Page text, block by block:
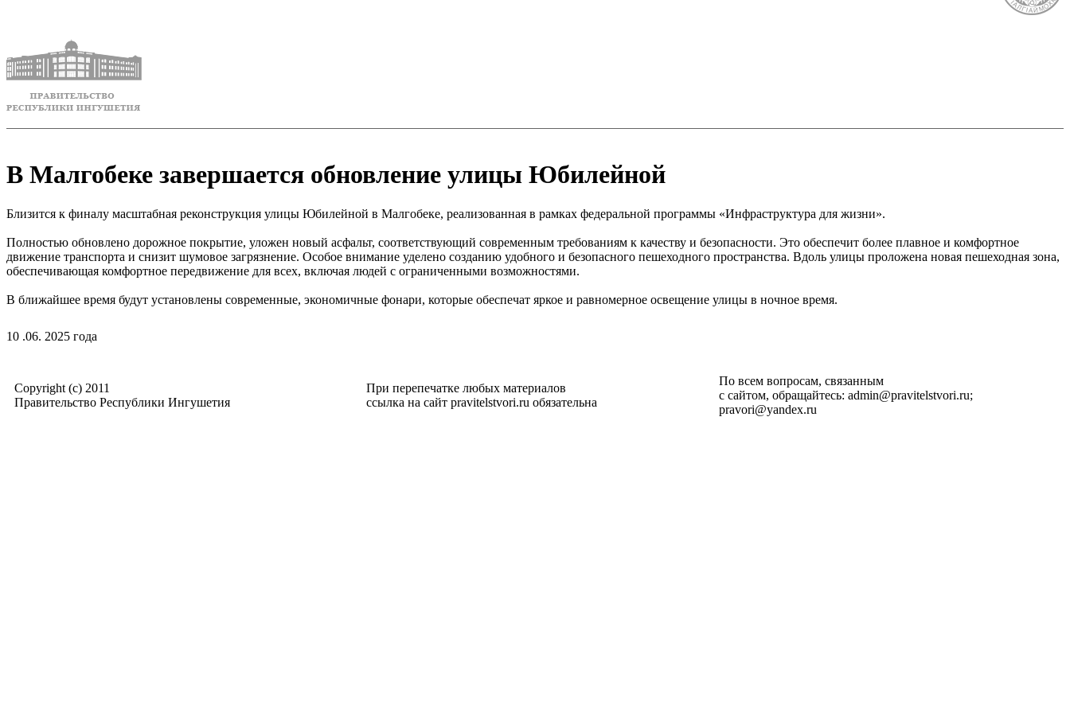
В Малгобеке завершается обновление улицы Юбилейной
Близится к финалу масштабная реконструкция улицы Юбилейной в Малгобеке, реализованная в рамках федеральной программы «Инфраструктура для жизни».
Полностью обновлено дорожное покрытие, уложен новый асфальт, соответствующий современным требованиям к качеству и безопасности. Это обеспечит более плавное и комфортное
движение транспорта и снизит шумовое загрязнение. Особое внимание уделено созданию удобного и безопасного пешеходного пространства. Вдоль улицы проложена новая пешеходная зона,
обеспечивающая комфортное передвижение для всех, включая людей с ограниченными возможностями.
В ближайшее время будут установлены современные, экономичные фонари, которые обеспечат яркое и равномерное освещение улицы в ночное время.
10 .06. 2025 года
Copyright (c) 2011
Правительство Республики Ингушетия
При перепечатке любых материалов
ссылка на сайт pravitelstvori.ru обязательна
По всем вопросам, связанным
с сайтом, обращайтесь: admin@pravitelstvori.ru;
pravori@yandex.ru